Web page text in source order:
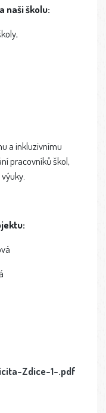
naši školu:
a inkluzivnímu
pracovníků škol,
Zdice-1-.pdf